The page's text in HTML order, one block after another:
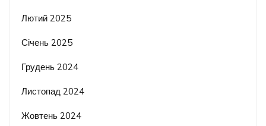
Лютий 2025
Січень 2025
Грудень 2024
Листопад 2024
Жовтень 2024